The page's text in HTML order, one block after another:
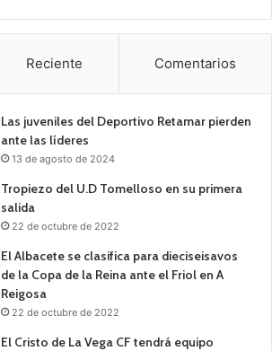
Reciente Comentarios
Las juveniles del Deportivo Retamar pierden
ante las líderes
13 de agosto de 2024
Tropiezo del U.D Tomelloso en su primera
salida
22 de octubre de 2022
El Albacete se clasifica para dieciseisavos
de la Copa de la Reina ante el Friol en A
Reigosa
22 de octubre de 2022
El Cristo de La Vega CF tendrá equipo